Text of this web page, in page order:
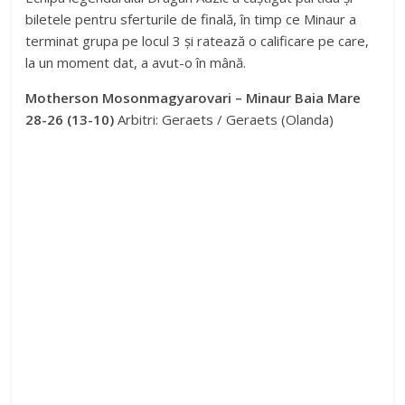
biletele pentru sferturile de finală, în timp ce Minaur a
terminat grupa pe locul 3 și ratează o calificare pe care,
la un moment dat, a avut-o în mână.
Motherson Mosonmagyarovari – Minaur Baia Mare
28-26 (13-10) Arbitri: Geraets / Geraets (Olanda)